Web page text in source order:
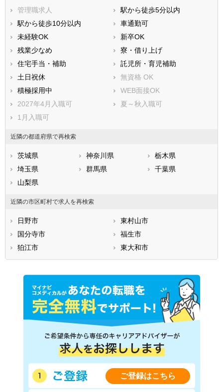
大島町
神津島村
三宅村
御蔵島村
八丈島八丈町
青ヶ島村
小笠原村
管理職求人
駅から徒歩5分以内
駅から徒歩10分以内
車通勤可
未経験OK
新卒OK
残業少なめ
寮・借り上げ
住宅手当・補助
託児所・育児補助
土日祝休
無資格 OK
積極採用中
WEB面接OK
2027年4月入職可
夏～秋入職可
1月入職可
近隣の都道府県で再検索
茨城県 神奈川県
栃木県
埼玉県
群馬県
千葉県
山梨県
近隣の市区町村で求人を再検索
日野市
東村山市
国分寺市
福生市
狛江市
東大和市
ご登録はこちら